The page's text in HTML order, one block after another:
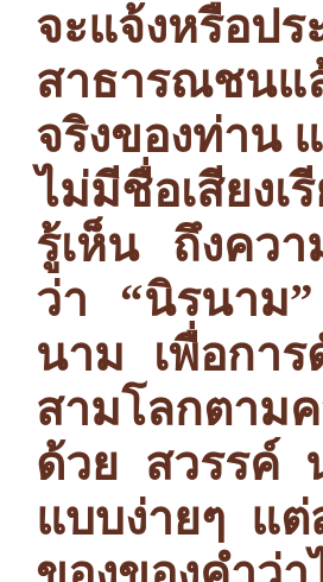
จะแจ้งหรือ
สาธารณชนแ
จริงของท่าน
ไม่มีชื่อเสียงเ
รู้เห็น ถึงคว
ว่า “นิรนาม
นาม เพื่อกา
สามโลกตาม
ด้วย สวรรค์
แบบง่ายๆ แ